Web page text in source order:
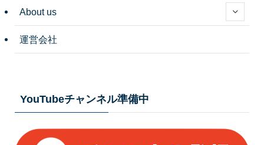
About us
運営会社
YouTubeチャンネル準備中